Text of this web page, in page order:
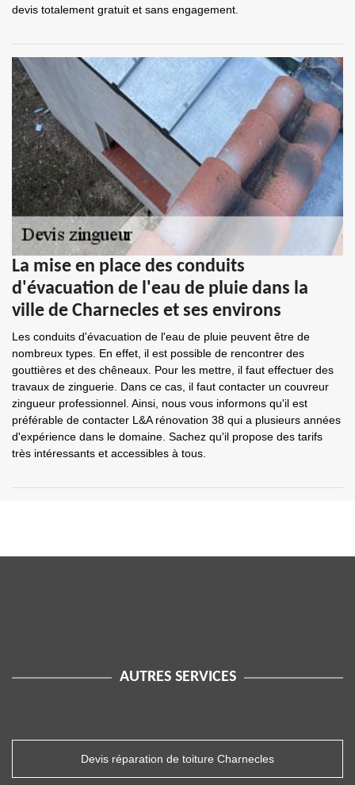
devis totalement gratuit et sans engagement.
La mise en place des conduits
d'évacuation de l'eau de pluie dans la
ville de Charnecles et ses environs
Les conduits d'évacuation de l'eau de pluie peuvent être de
nombreux types. En effet, il est possible de rencontrer des
gouttières et des chêneaux. Pour les mettre, il faut effectuer des
travaux de zinguerie. Dans ce cas, il faut contacter un couvreur
zingueur professionnel. Ainsi, nous vous informons qu'il est
préférable de contacter L&A rénovation 38 qui a plusieurs années
d'expérience dans le domaine. Sachez qu'il propose des tarifs
très intéressants et accessibles à tous.
AUTRES SERVICES
Devis réparation de toiture Charnecles